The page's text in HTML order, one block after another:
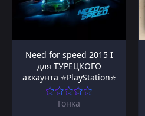
Need for speed 2015 I
для ТУРЕЦКОГО
аккаунта ⭐PlayStation⭐
Гонка